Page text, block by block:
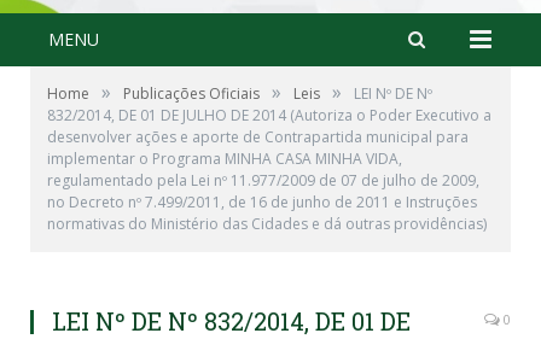
MENU
Home » Publicações Oficiais » Leis »
LEI Nº DE Nº
832/2014, DE 01 DE JULHO DE 2014 (Autoriza o Poder Executivo a
desenvolver ações e aporte de Contrapartida municipal para
implementar o Programa MINHA CASA MINHA VIDA,
regulamentado pela Lei nº 11.977/2009 de 07 de julho de 2009,
no Decreto nº 7.499/2011, de 16 de junho de 2011 e Instruções
normativas do Ministério das Cidades e dá outras providências)
LEI Nº DE Nº 832/2014, DE 01 DE
0